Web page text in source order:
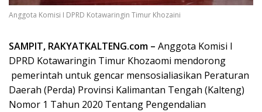
Anggota Komisi I DPRD Kotawaringin Timur Khozaini
SAMPIT, RAKYATKALTENG.com – Anggota Komisi I
DPRD Kotawaringin Timur Khozaomi mendorong
pemerintah untuk gencar mensosialiasikan Peraturan
Daerah (Perda) Provinsi Kalimantan Tengah (Kalteng)
Nomor 1 Tahun 2020 Tentang Pengendalian